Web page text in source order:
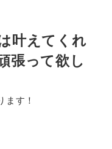
叶えてくれ
張って欲し
す！